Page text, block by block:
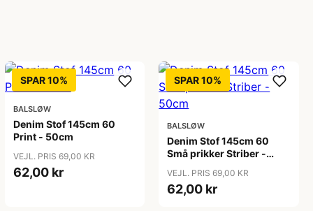
SPAR 10%
BALSLØW
Denim Stof 145cm 60
Print - 50cm
VEJL. PRIS 69,00 KR
62,00 kr
SPAR 10%
BALSLØW
Denim Stof 145cm 60
Små prikker Striber -
VEJL. PRIS 69,00 KR
62,00 kr